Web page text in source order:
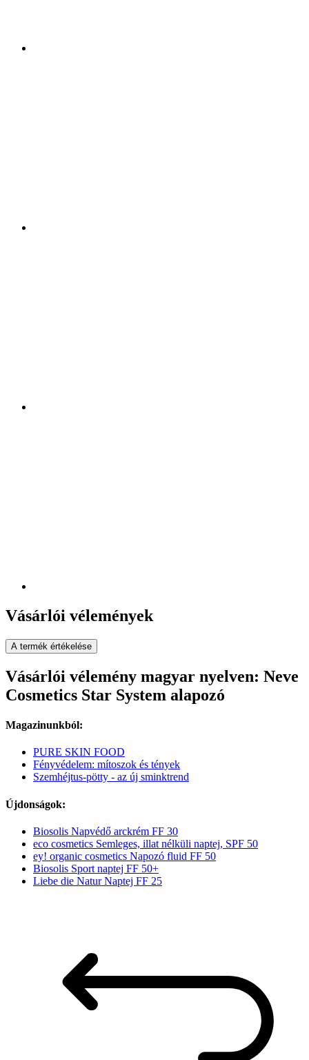
Vásárlói vélemények
A termék értékelése
Vásárlói vélemény magyar nyelven: Neve
Cosmetics Star System alapozó
Magazinunkból:
PURE SKIN FOOD
Fényvédelem: mítoszok és tények
Szemhéjtus-pötty - az új sminktrend
Újdonságok:
Biosolis Napvédő arckrém FF 30
eco cosmetics Semleges, illat nélküli naptej, SPF 50
ey! organic cosmetics Napozó fluid FF 50
Biosolis Sport naptej FF 50+
Liebe die Natur Naptej FF 25